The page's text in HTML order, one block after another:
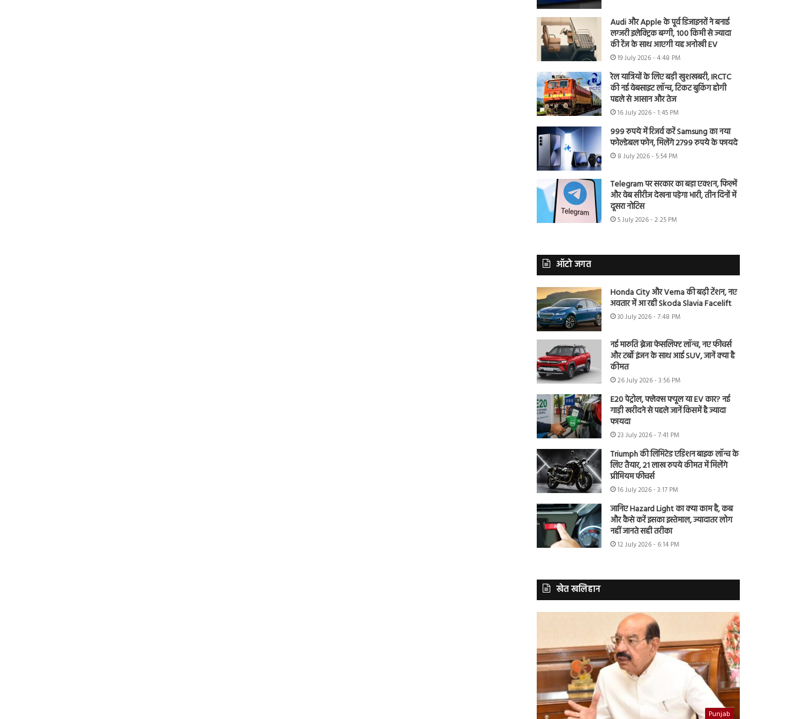
Audi और Apple के पूर्व डिजाइनरों ने बनाई
लग्जरी इलेक्ट्रिक बग्गी, 100 किमी से ज्यादा
की रेंज के साथ आएगी यह अनोखी EV
19 July 2026 - 4:48 PM
रेल यात्रियों के लिए बड़ी खुशखबरी, IRCTC
की नई वेबसाइट लॉन्च, टिकट बुकिंग होगी
पहले से आसान और तेज
16 July 2026 - 1:45 PM
999 रुपये में रिजर्व करें Samsung का नया
फोल्डेबल फोन, मिलेंगे 2799 रुपये के फायदे
8 July 2026 - 5:54 PM
Telegram पर सरकार का बड़ा एक्शन, फिल्में
और वेब सीरीज देखना पड़ेगा भारी, तीन दिनों में
दूसरा नोटिस
5 July 2026 - 2:25 PM
ऑटो जगत
Honda City और Verna की बढ़ी टेंशन, नए
अवतार में आ रही Skoda Slavia Facelift
30 July 2026 - 7:48 PM
नई मारुति ब्रेजा फेसलिफ्ट लॉन्च, नए फीचर्स
और टर्बो इंजन के साथ आई SUV, जानें क्या है
कीमत
26 July 2026 - 3:56 PM
E20 पेट्रोल, फ्लेक्स फ्यूल या EV कार? नई
गाड़ी खरीदने से पहले जानें किसमें है ज्यादा
फायदा
23 July 2026 - 7:41 PM
Triumph की लिमिटेड एडिशन बाइक लॉन्च के
लिए तैयार, 21 लाख रुपये कीमत में मिलेंगे
प्रीमियम फीचर्स
16 July 2026 - 3:17 PM
जानिए Hazard Light का क्या काम है, कब
और कैसे करें इसका इस्तेमाल, ज्यादातर लोग
नहीं जानते सही तरीका
12 July 2026 - 6:14 PM
खेत खलिहान
Punjab